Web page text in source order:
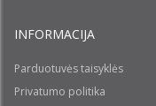
INFORMACIJA
Parduotuvės taisyklės
Privatumo politika